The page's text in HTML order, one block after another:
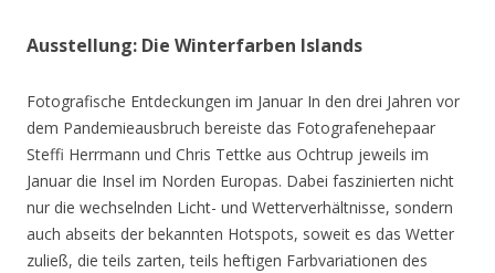
Ausstellung: Die Winterfarben Islands
Fotografische Entdeckungen im Januar In den drei Jahren vor
dem Pandemieausbruch bereiste das Fotografenehepaar
Steffi Herrmann und Chris Tettke aus Ochtrup jeweils im
Januar die Insel im Norden Europas. Dabei faszinierten nicht
nur die wechselnden Licht- und Wetterverhältnisse, sondern
auch abseits der bekannten Hotspots, soweit es das Wetter
zuließ, die teils zarten, teils heftigen Farbvariationen des